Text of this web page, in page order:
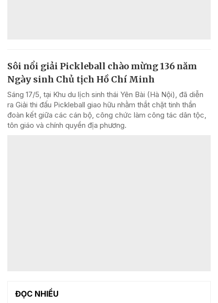
Sôi nổi giải Pickleball chào mừng 136 năm
Ngày sinh Chủ tịch Hồ Chí Minh
Sáng 17/5, tại Khu du lịch sinh thái Yên Bài (Hà Nội), đã diễn
ra Giải thi đấu Pickleball giao hữu nhằm thắt chặt tinh thần
đoàn kết giữa các cán bộ, công chức làm công tác dân tộc,
tôn giáo và chính quyền địa phương.
ĐỌC NHIỀU